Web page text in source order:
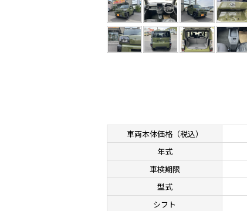
車両本体価格（税込）
年式
車検期限
型式
シフト